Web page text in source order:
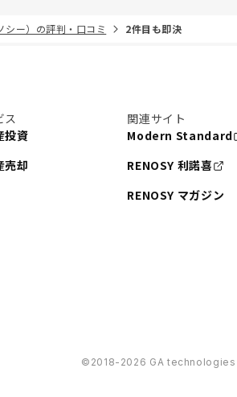
シー）の評判・口コミ 2件目も即決
ス
投資
売却
関連サイト
Modern Standard
RENOSY 利諾喜
RENOSY マガジン
©︎2018-2026 GA technologies